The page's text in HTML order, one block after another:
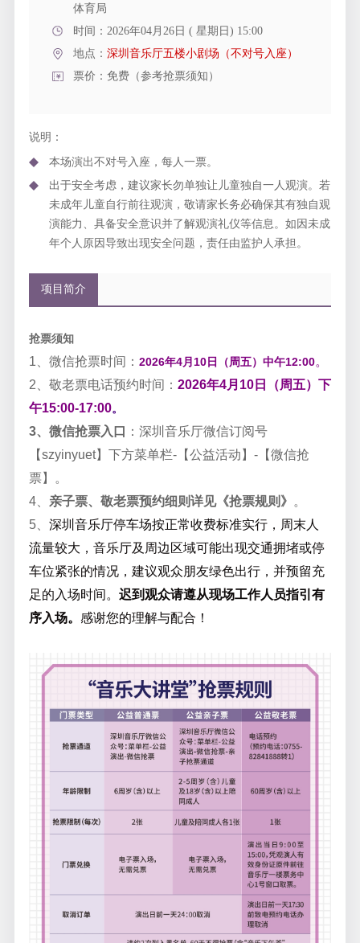
体育局
时间：2026年04月26日 ( 星期日) 15:00
地点： 深圳音乐厅五楼小剧场（不对号入座）
票价：免费（参考抢票须知）
说明：
本场演出不对号入座，每人一票。
出于安全考虑，建议家长勿单独让儿童独自一人观演。若
未成年儿童自行前往观演，敬请家长务必确保其有独自观
演能力、具备安全意识并了解观演礼仪等信息。如因未成
年个人原因导致出现安全问题，责任由监护人承担。
项目简介
抢票须知
1、微信抢票时间： 2026年4月10日（周五）中午12:00。
2、敬老票电话预约时间： 2026年4月10日（周五）下
午15:00-17:00。
3、微信抢票入口
：深圳音乐厅微信订阅号
【szyinyuet】下方菜单栏- 【公益活动】 - 【微信抢
票】。
4、 亲子票、敬老票预约细则详见《抢票规则》 。
5、 深圳音乐厅停车场按正常收费标准实行，周末人
流量较大，音乐厅及周边区域可能出现交通拥堵或停
车位紧张的情况，建议观众朋友绿色出行，并预留充
足的入场时间。 迟到观众请遵从现场工作人员指引有
序入场。 感谢您的理解与配合！